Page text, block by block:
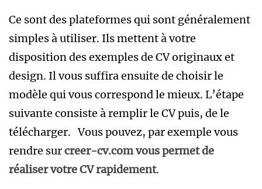
Ce sont des plateformes qui sont généralement
simples à utiliser. Ils mettent à votre
disposition des exemples de CV originaux et
design. Il vous suffira ensuite de choisir le
modèle qui vous correspond le mieux. L’étape
suivante consiste à remplir le CV puis, de le
télécharger. Vous pouvez, par exemple vous
rendre surcreer-cv.com vous permet de
réaliser votre CV rapidement.